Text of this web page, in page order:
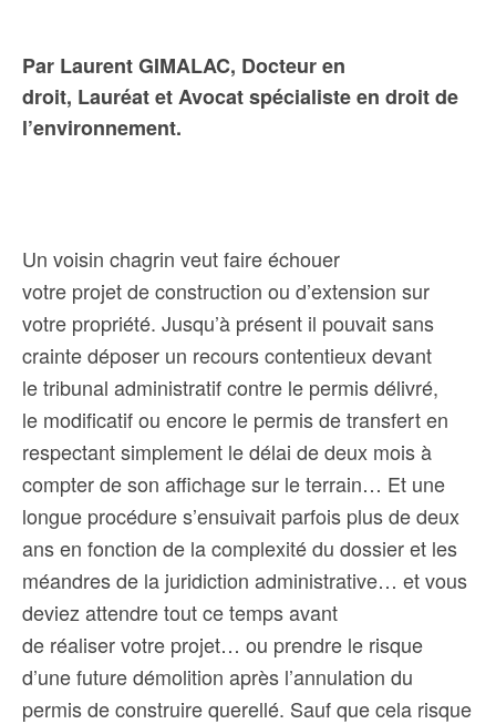
Par Laurent GIMALAC, Docteur en
droit, Lauréat et Avocat spécialiste en droit de
l’environnement.
Un voisin chagrin veut faire échouer
votre projet de construction ou d’extension sur
votre propriété. Jusqu’à présent il pouvait sans
crainte déposer un recours contentieux devant
le tribunal administratif contre le permis délivré,
le modificatif ou encore le permis de transfert en
respectant simplement le délai de deux mois à
compter de son affichage sur le terrain… Et une
longue procédure s’ensuivait parfois plus de deux
ans en fonction de la complexité du dossier et les
méandres de la juridiction administrative… et vous
deviez attendre tout ce temps avant
de réaliser votre projet… ou prendre le risque
d’une future démolition après l’annulation du
permis de construire querellé. Sauf que cela risque